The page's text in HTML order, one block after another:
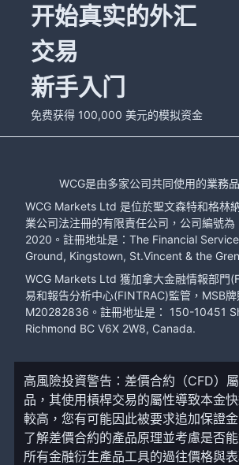
开始真实的外汇
交易
新手入门
免费获得 100,000 美元的模拟资金
WCG是由多家公司共同使用的業務
WCG Markets Ltd 是位於聖文森特和格林
業公司法注冊的有限責任公司，公司編號
2020。註冊地址是：The Financial
Ground, Kingstown, St.Vincent & the
WCG Markets Ltd 獲加拿大金融情報部門
易和報告分析中心(FINTRAC)監管，MSB
M20282836。註冊地址是： 150-10451
Richmond BC V6X 2W8, Canada.
高風險投資警告：差價合約（CFD）
品，其使用槓桿交易的屬性導致本金
較高，您有可能因此被要求追加保證
了解差價合約的產品原理並考慮是否
所有金融衍生產品工具的過往價格與